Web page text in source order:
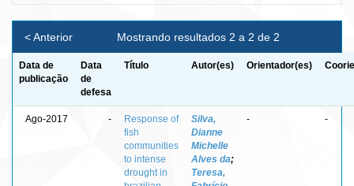
Mostrando resultados 2 a 2 de 2
< Anterior
Data de
publicação
Data
de
defesa
Título Autor(es) Orientador(es)
Ago-2017 -
Response of
fish
communities
to intense
drought in
Silva,
Dianne
Michelle
Alves da;
Teresa,
- -